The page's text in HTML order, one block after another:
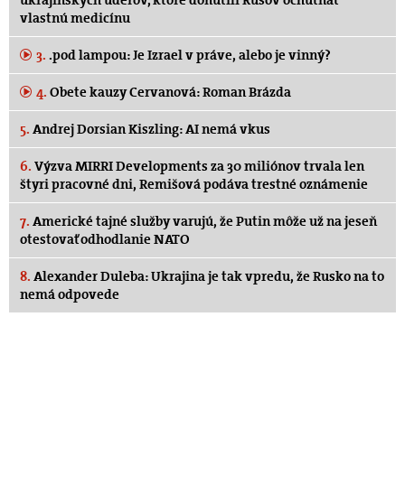
vlastnú medicínu
3. .pod lampou: Je Izrael v práve, alebo je vinný?
4. Obete kauzy Cervanová: Roman Brázda
5. Andrej Dorsian Kiszling: AI nemá vkus
6. Výzva MIRRI Developments za 30 miliónov trvala len
štyri pracovné dni, Remišová podáva trestné oznámenie
7. Americké tajné služby varujú, že Putin môže už na jeseň
otestovať odhodlanie NATO
8. Alexander Duleba: Ukrajina je tak vpredu, že Rusko na to
nemá odpovede